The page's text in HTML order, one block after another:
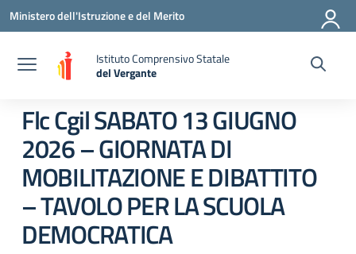
Vai ai contenuti
Vai al menu di navigazione
Vai al footer
Ministero dell'Istruzione e del Merito
Istituto Comprensivo Statale
del Vergante
— Visita la pagina iniziale della scuola
Flc Cgil SABATO 13 GIUGNO
2026 – GIORNATA DI
MOBILITAZIONE E DIBATTITO
– TAVOLO PER LA SCUOLA
DEMOCRATICA